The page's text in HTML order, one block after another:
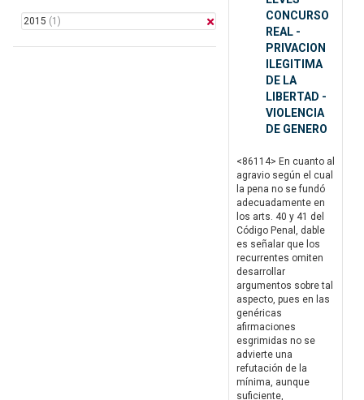
2015 (1)
CONCURSO
REAL -
PRIVACION
ILEGITIMA
DE LA
LIBERTAD -
VIOLENCIA
DE GENERO
<86114> En cuanto al
agravio según el cual
la pena no se fundó
adecuadamente en
los arts. 40 y 41 del
Código Penal, dable
es señalar que los
recurrentes omiten
desarrollar
argumentos sobre tal
aspecto, pues en las
genéricas
afirmaciones
esgrimidas no se
advierte una
refutación de la
mínima, aunque
suficiente,